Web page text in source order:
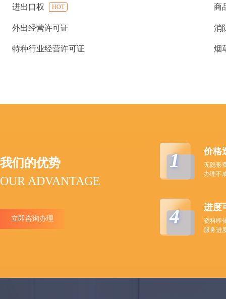
进出口权 HOT 商
外出经营许可证 消
特种行业经营许可证 烟
我们的优势
OUR ADVANTAGE
立即咨询办理
1 价格
无隐形
办理不
4 进度
资料即
服务进